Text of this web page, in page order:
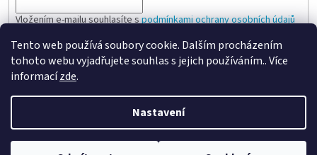
Tento web používá soubory cookie. Dalším procházením
tohoto webu vyjadřujete souhlas s jejich používáním.. Více
informacízde.
Nastavení
Vložením e-mailu souhlasíte spodmínkami ochrany osobních údajů
PŘIHLÁSIT SE
Vytvořil Shoptet